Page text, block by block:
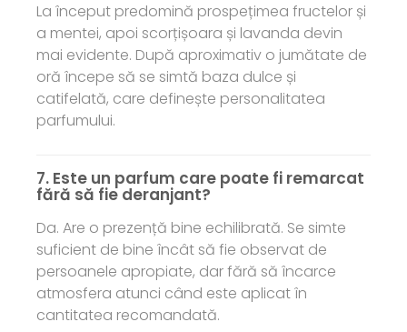
La început predomină prospețimea fructelor și
a mentei, apoi scorțișoara și lavanda devin
mai evidente. După aproximativ o jumătate de
oră începe să se simtă baza dulce și
catifelată, care definește personalitatea
parfumului.
7. Este un parfum care poate fi remarcat
fără să fie deranjant?
Da. Are o prezență bine echilibrată. Se simte
suficient de bine încât să fie observat de
persoanele apropiate, dar fără să încarce
atmosfera atunci când este aplicat în
cantitatea recomandată.